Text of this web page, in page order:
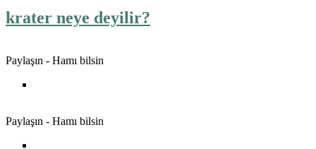
krater neye deyilir?
Paylaşın - Hamı bilsin
Paylaşın - Hamı bilsin